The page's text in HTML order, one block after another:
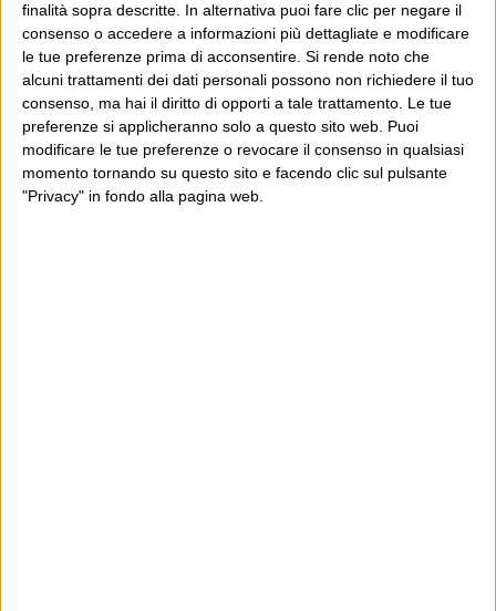
finalità sopra descritte. In alternativa puoi fare clic per negare il
consenso o accedere a informazioni più dettagliate e modificare
le tue preferenze prima di acconsentire. Si rende noto che
alcuni trattamenti dei dati personali possono non richiedere il tuo
consenso, ma hai il diritto di opporti a tale trattamento. Le tue
preferenze si applicheranno solo a questo sito web. Puoi
modificare le tue preferenze o revocare il consenso in qualsiasi
momento tornando su questo sito e facendo clic sul pulsante
"Privacy" in fondo alla pagina web.
E per i regali di Natale